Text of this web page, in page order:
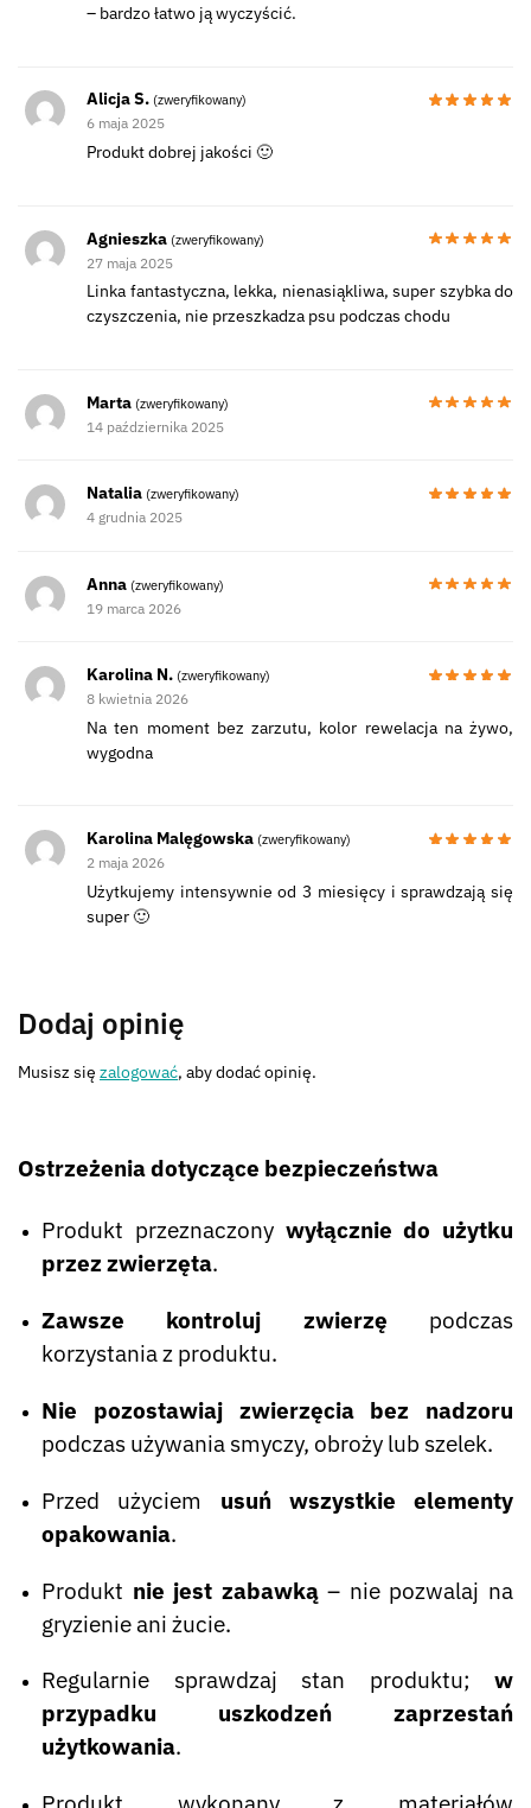
– bardzo łatwo ją wyczyścić.
Alicja S. (zweryfikowany)
6 maja 2025
Produkt dobrej jakości 🙂
Agnieszka (zweryfikowany)
27 maja 2025
Linka fantastyczna, lekka, nienasiąkliwa, super szybka do
czyszczenia, nie przeszkadza psu podczas chodu
Marta (zweryfikowany)
14 października 2025
Natalia (zweryfikowany)
4 grudnia 2025
Anna (zweryfikowany)
19 marca 2026
Karolina N. (zweryfikowany)
8 kwietnia 2026
Na ten moment bez zarzutu, kolor rewelacja na żywo,
wygodna
Karolina Malęgowska (zweryfikowany)
2 maja 2026
Użytkujemy intensywnie od 3 miesięcy i sprawdzają się
super 🙂
Dodaj opinię
Musisz się zalogować, aby dodać opinię.
Ostrzeżenia dotyczące bezpieczeństwa
Produkt przeznaczony wyłącznie do użytku
przez zwierzęta.
Zawsze kontroluj zwierzę podczas
korzystania z produktu.
Nie pozostawiaj zwierzęcia bez nadzoru
podczas używania smyczy, obroży lub szelek.
Przed użyciem usuń wszystkie elementy
opakowania.
Produkt nie jest zabawką– nie pozwalaj na
gryzienie ani żucie.
Regularnie sprawdzaj stan produktu; w
przypadku uszkodzeń zaprzestań
użytkowania.